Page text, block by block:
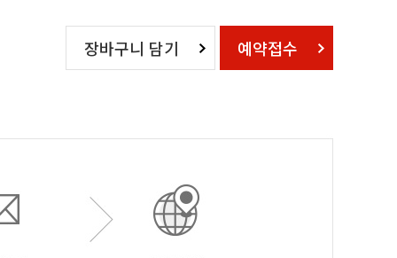
장바구니 담기 예약접수